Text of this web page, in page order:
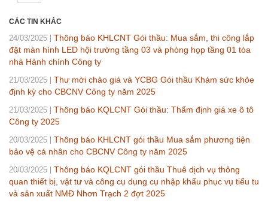
CÁC TIN KHÁC
24/03/2025
Thông báo KHLCNT Gói thầu: Mua sắm, thi công lắp
đặt màn hình LED hội trường tầng 03 và phòng họp tầng 01 tòa
nhà Hành chính Công ty
21/03/2025
Thư mời chào giá và YCBG Gói thầu Khám sức khỏe
định kỳ cho CBCNV Công ty năm 2025
21/03/2025
Thông báo KQLCNT Gói thầu: Thẩm định giá xe ô tô
Công ty 2025
20/03/2025
Thông báo KHLCNT gói thầu Mua sắm phương tiện
bảo vệ cá nhân cho CBCNV Công ty năm 2025
20/03/2025
Thông báo KQLCNT gói thầu Thuê dịch vụ thông
quan thiết bị, vật tư và công cụ dụng cụ nhập khẩu phục vụ tiểu tu
và sản xuất NMĐ Nhơn Trạch 2 đợt 2025